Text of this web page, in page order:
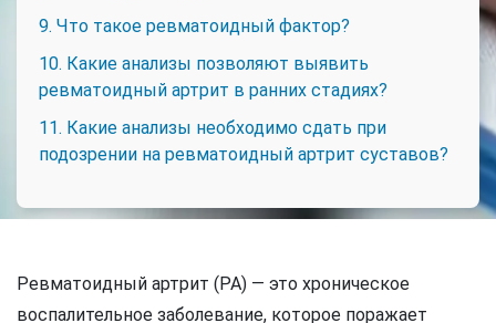
9. Что такое ревматоидный фактор?
10. Какие анализы позволяют выявить
ревматоидный артрит в ранних стадиях?
11. Какие анализы необходимо сдать при
подозрении на ревматоидный артрит суставов?
Ревматоидный артрит (РА) — это хроническое
воспалительное заболевание, которое поражает